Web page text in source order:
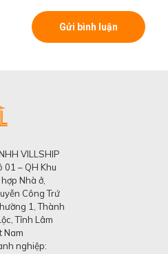
VILLSHIP
01 – QH Khu
Nhà ở,
Công Trứ
1, Thành
Tỉnh Lâm
Nam
nghiệp: